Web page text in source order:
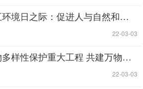
写在六五环境日之际：促进人与自然和谐共生 建设万物和谐的美丽家园
| 22-03-03
性保护重大工程 共建万物和谐美丽家园
| 22-03-03